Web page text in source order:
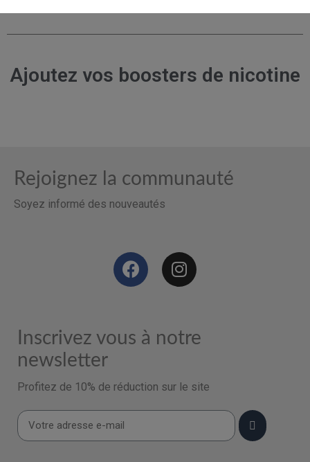
Ajoutez vos boosters de nicotine
Rejoignez la communauté
Soyez informé des nouveautés
Inscrivez vous à notre
newsletter
Profitez de 10% de réduction sur le site